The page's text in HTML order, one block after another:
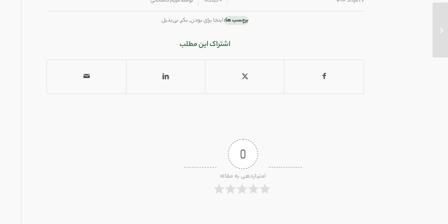
برچسب ها:اینجا برای بودن, بکر, بی‌بدیل
اشتراک این مطلب
0
امتیازدهی به مقاله
چرا به این جهان آمده‌ایم؟